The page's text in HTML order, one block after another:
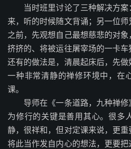
当时班里讨论了三种解决方案
来，听的时候随文背诵；另一位师
之前，先观想自己最想慈悲的对
挤挤的、将被运往屠宰场的一卡车
还有的做法是，清晨起床后，先
一种非常清静的禅修环境中，在
课。
导师在《一条道路，九种禅修
为修行的关键是善用其心。很多
静，很祥和，但对定课来说，更
将此当作发自内心的想法，更要